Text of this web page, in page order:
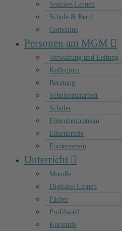
Soziales Lernen
Schule & Beruf
Comenius
Personen am MGM
Verwaltung und Leitung
Kollegium
Beratung
Schulsozialarbeit
Schüler
Elternbeiratsteam
Elternbriefe
Förderverein
Unterricht
Moodle
Digitales Lernen
Fächer
Profilwahl
Kursstufe